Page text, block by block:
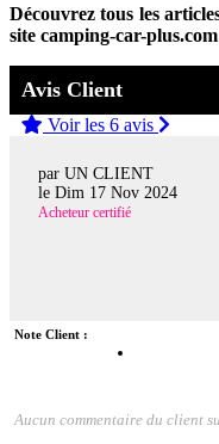
Découvrez tous les
site camping-car-plus.com
Avis Client
Voir les 6 avis
par UN CLIENT
le Dim 17 Nov 2024
Acheteur certifié
Note Client :
Aucun commentaire du client